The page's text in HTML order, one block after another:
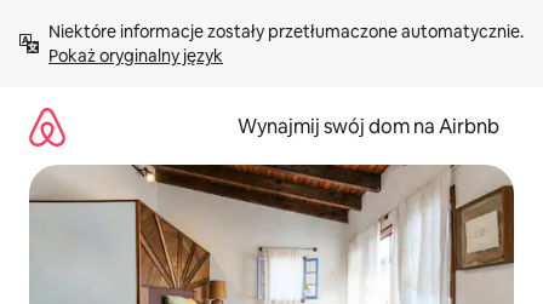
treści Pokaż oryginalny język
Wynajmij swój dom na Airbnb